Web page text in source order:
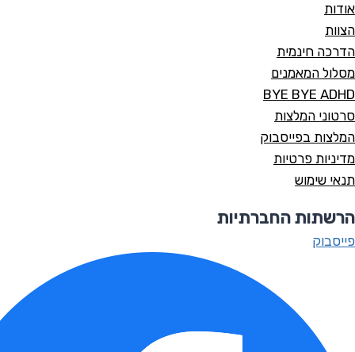
אודות
הצוות
הדרכה חינמית
מסלול המאמנים
BYE BYE ADHD
סרטוני המלצות
המלצות בפייסבוק
מדיניות פרטיות
תנאי שימוש
הרשתות החברתיות
פייסבוק